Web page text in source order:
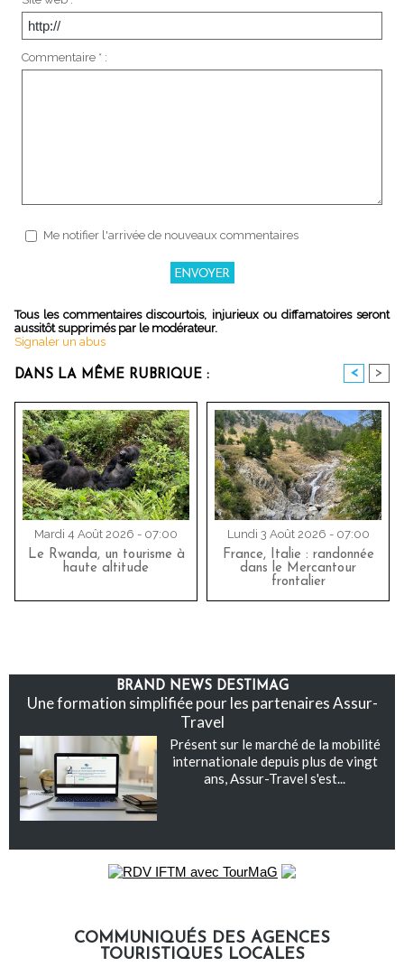
Commentaire * :
Me notifier l'arrivée de nouveaux commentaires
Tous les commentaires discourtois, injurieux ou diffamatoires seront
aussitôt supprimés par le modérateur.
Signaler un abus
DANS LA MÊME RUBRIQUE : < >
Mardi 4 Août 2026 - 07:00
Le Rwanda, un tourisme à
haute altitude
Lundi 3 Août 2026 - 07:00
France, Italie : randonnée
dans le Mercantour
frontalier
BRAND NEWS DESTIMAG
Une formation simplifiée pour les partenaires Assur-
Travel
Présent sur le marché de la mobilité
internationale depuis plus de vingt
ans, Assur-Travel s'est...
COMMUNIQUÉS DES AGENCES
TOURISTIQUES LOCALES